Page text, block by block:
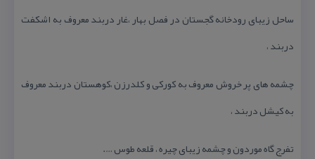
ساحل زیبای رودخانه گجستان در فصل بهار ،غار دربند معروف به اشكفت
دربند ،
چشمه های پر خروش معروف به كوركی و كلدرزن ،كوهستان دربند معروف
به كیشل دربند ،
تفرج گاه موردون و چشمه زیبای چیره ، قلعه طوس ….